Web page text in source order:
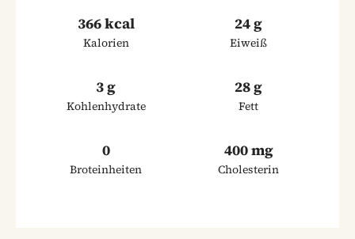
366 kcal
Kalorien
24 g
Eiweiß
3 g
Kohlenhydrate
28 g
Fett
0
Broteinheiten
400 mg
Cholesterin